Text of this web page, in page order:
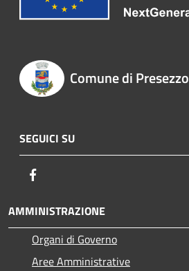
Comune di Presezzo
SEGUICI SU
AMMINISTRAZIONE
Organi di Governo
Aree Amministrative